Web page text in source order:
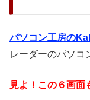
パソコン工房の
レーダーのパソコ
見よ！この６画面